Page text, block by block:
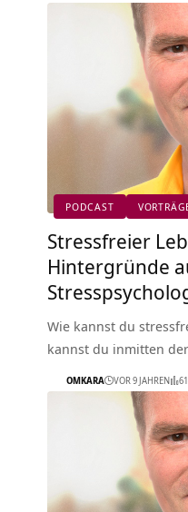
PODCAST
Stressfreier
Hintergründe
Wie kannst du
kannst du inmitten
OMKARA VOR 9 JAHREN